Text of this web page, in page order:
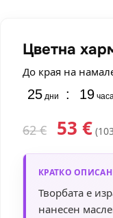
Цветна
До края на
25 дни : 19 часа
62€ 53 €
КРАТКО
Творбата е
нанесен